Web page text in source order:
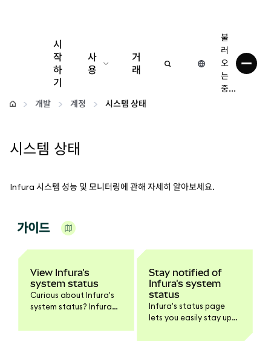
시
작
하
기
사
용
구성
거
래
불
러
오
는
중...
개발
계정 시스템 상태
시스템 상태
Infura 시스템 성능 및 모니터링에 관해 자세히 알아보세요.
가이드
View Infura's
system status
Curious about Infura's
system status? Infura
outages and scheduled
Stay notified of
Infura's system
status
Infura's status page
lets you easily stay up-